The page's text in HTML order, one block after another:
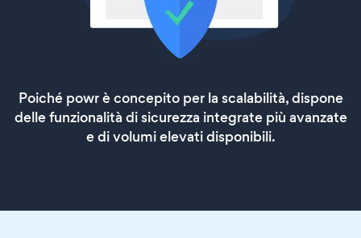
Poiché powr è concepito per la scalabilità, dispone
delle funzionalità di sicurezza integrate più avanzate
e di volumi elevati disponibili.